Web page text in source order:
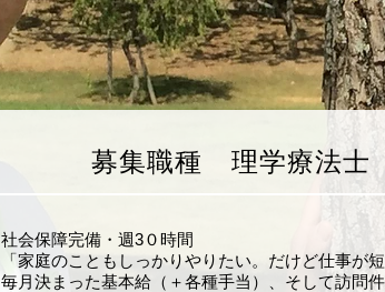
募集職種 理学療法士
社会保障完備・週3０時間
「家庭のこともしっかりやりたい。だけど仕事
毎月決まった基本給（＋各種手当）、そして訪問